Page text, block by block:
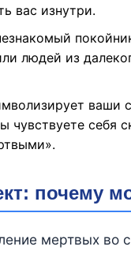
вас изнутри.
людей из
ваши
чувствуете себя
почему
мертвых во